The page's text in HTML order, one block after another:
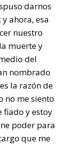
darnos
ahora, esa
nuestro
muerte y
del
nombrado
la razón de
no me siento
fiado y estoy
poder para
que me